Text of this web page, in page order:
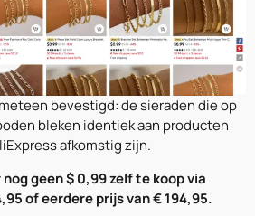
bevestigd: de sieraden die op
bleken identiek aan producten
afkomstig zijn.
geen $ 0,99 zelf te koop via
of eerdere prijs van € 194,95.